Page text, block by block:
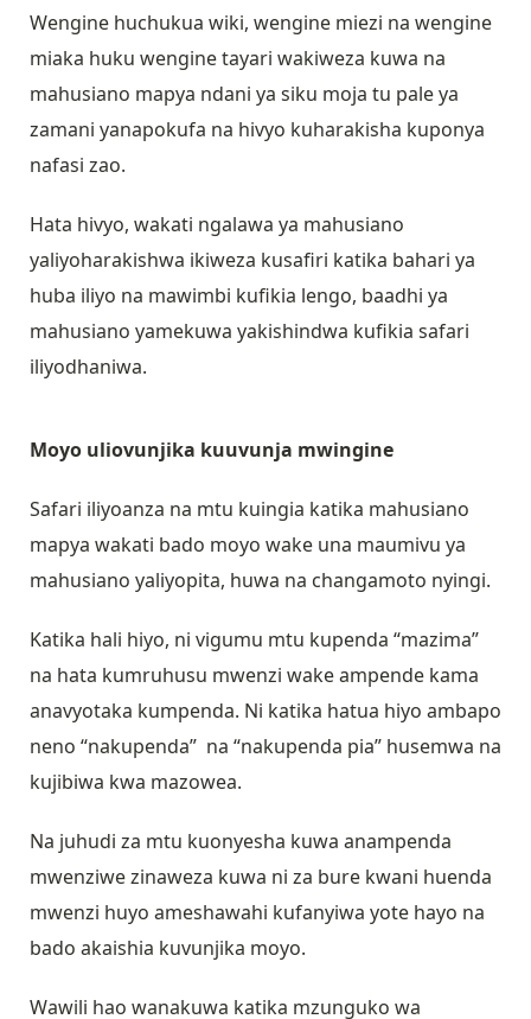
Wengine huchukua wiki, wengine miezi na wengine
miaka huku wengine tayari wakiweza kuwa na
mahusiano mapya ndani ya siku moja tu pale ya
zamani yanapokufa na hivyo kuharakisha kuponya
nafasi zao.
Hata hivyo, wakati ngalawa ya mahusiano
yaliyoharakishwa ikiweza kusafiri katika bahari ya
huba iliyo na mawimbi kufikia lengo, baadhi ya
mahusiano yamekuwa yakishindwa kufikia safari
iliyodhaniwa.
Moyo uliovunjika kuuvunja mwingine
Safari iliyoanza na mtu kuingia katika mahusiano
mapya wakati bado moyo wake una maumivu ya
mahusiano yaliyopita, huwa na changamoto nyingi.
Katika hali hiyo, ni vigumu mtu kupenda “mazima”
na hata kumruhusu mwenzi wake ampende kama
anavyotaka kumpenda. Ni katika hatua hiyo ambapo
neno “nakupenda” na “nakupenda pia” husemwa na
kujibiwa kwa mazowea.
Na juhudi za mtu kuonyesha kuwa anampenda
mwenziwe zinaweza kuwa ni za bure kwani huenda
mwenzi huyo ameshawahi kufanyiwa yote hayo na
bado akaishia kuvunjika moyo.
Wawili hao wanakuwa katika mzunguko wa